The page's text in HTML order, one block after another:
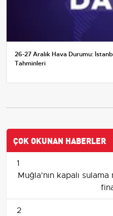
26-27 Aralık Hava Durumu:
Tahminleri
ÇOK OKUNAN HABERLER
1
Muğla'nın kapalı
2